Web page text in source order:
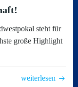
steht für
große Highlight
weiterlesen